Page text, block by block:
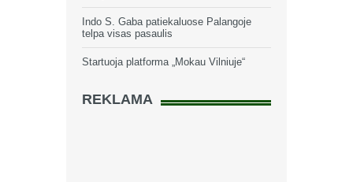
Indo S. Gaba patiekaluose Palangoje
telpa visas pasaulis
Startuoja platforma „Mokau Vilniuje“
REKLAMA